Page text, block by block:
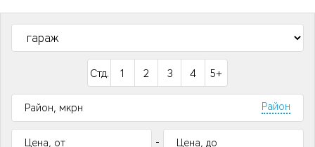
Стд. 1 2 3 4 5+
Район
-